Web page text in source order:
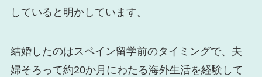
していると明かしています。
結婚したのはスペイン留学前のタイミングで、夫
婦そろって約20か月にわたる海外生活を経験して